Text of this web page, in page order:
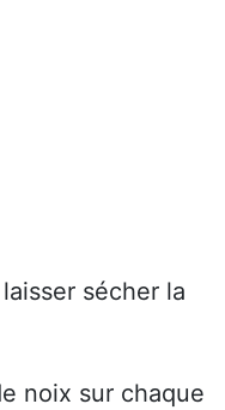
sécher la
noix sur chaque